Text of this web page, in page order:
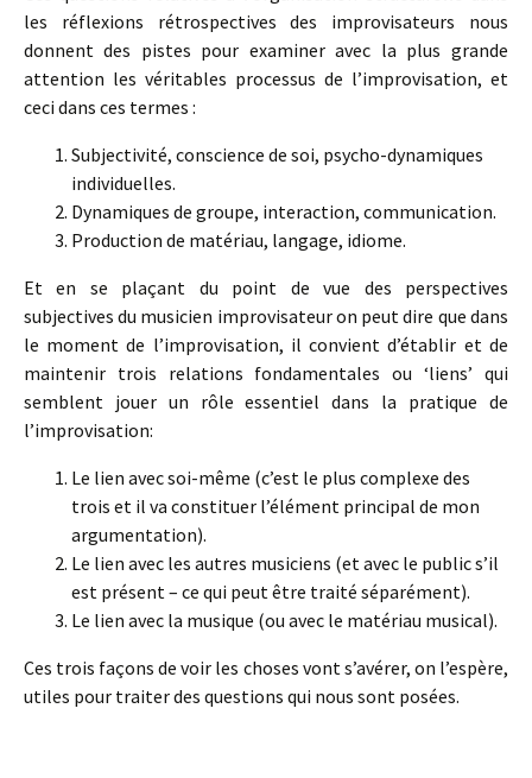
les réflexions rétrospectives des improvisateurs nous
donnent des pistes pour examiner avec la plus grande
attention les véritables processus de l’improvisation, et
ceci dans ces termes :
Subjectivité, conscience de soi, psycho-dynamiques
individuelles.
Dynamiques de groupe, interaction, communication.
Production de matériau, langage, idiome.
Et en se plaçant du point de vue des perspectives
subjectives du musicien improvisateur on peut dire que dans
le moment de l’improvisation, il convient d’établir et de
maintenir trois relations fondamentales ou ‘liens’ qui
semblent jouer un rôle essentiel dans la pratique de
l’improvisation:
Le lien avec soi-même (c’est le plus complexe des
trois et il va constituer l’élément principal de mon
argumentation).
Le lien avec les autres musiciens (et avec le public s’il
est présent – ce qui peut être traité séparément).
Le lien avec la musique (ou avec le matériau musical).
Ces trois façons de voir les choses vont s’avérer, on l’espère,
utiles pour traiter des questions qui nous sont posées.